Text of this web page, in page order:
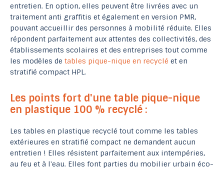
entretien. En option, elles peuvent être livrées avec un
traitement anti graffitis et également en version PMR,
pouvant accueillir des personnes à mobilité réduite. Elles
répondent parfaitement aux attentes des collectivités, des
établissements scolaires et des entreprises tout comme
les modèles de tables pique-nique en recyclé et en
stratifié compact HPL.
Les points fort d'une table pique-nique
en plastique 100 % recyclé :
Les tables en plastique recyclé tout comme les tables
extérieures en stratifié compact ne demandent aucun
entretien ! Elles résistent parfaitement aux intempéries,
au feu et à l'eau. Elles font parties du mobilier urbain éco-